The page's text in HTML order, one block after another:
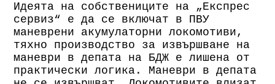
Идеята на собствениците на „Експрес
сервиз“ е да се включат в ПВУ
маневрени акумулаторни локомотиви,
тяхно производство за извършване на
маневри в депата на БДЖ е лишена от
практически логика. Маневри в депата